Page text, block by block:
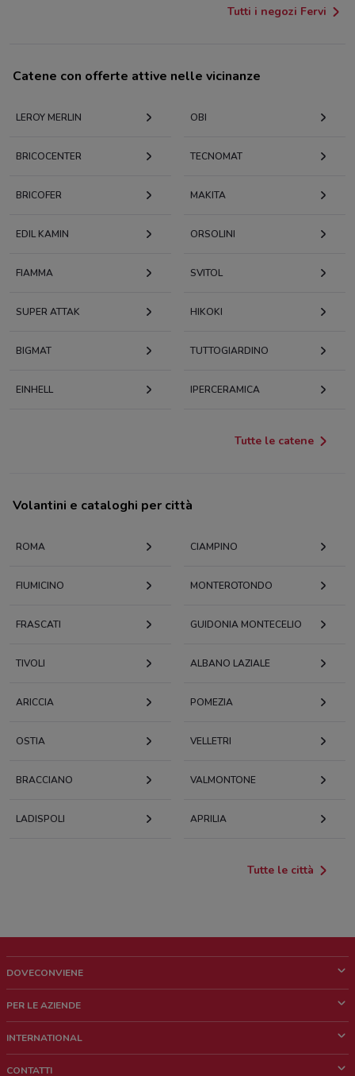
Tutti i negozi Fervi
Catene con offerte attive nelle vicinanze
LEROY MERLIN OBI
BRICOCENTER TECNOMAT
BRICOFER MAKITA
EDIL KAMIN ORSOLINI
FIAMMA SVITOL
SUPER ATTAK HIKOKI
BIGMAT TUTTOGIARDINO
EINHELL IPERCERAMICA
Tutte le catene
Volantini e cataloghi per città
ROMA CIAMPINO
FIUMICINO MONTEROTONDO
FRASCATI GUIDONIA MONTECELIO
TIVOLI ALBANO LAZIALE
ARICCIA POMEZIA
OSTIA VELLETRI
BRACCIANO VALMONTONE
LADISPOLI APRILIA
Tutte le città
DOVECONVIENE
Chi siamo
PER LE AZIENDE
Richieste commerciali e marketing
INTERNATIONAL
CONTATTI